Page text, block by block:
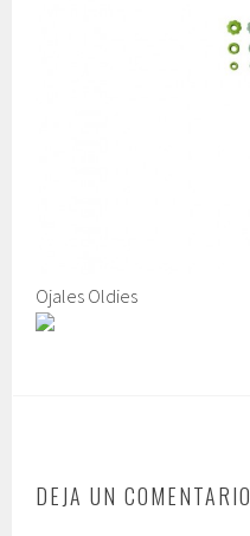
Ojales Oldies
DEJA UN COMENTARIO